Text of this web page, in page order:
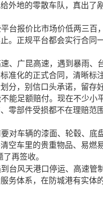
外地的零散车队，真出了
台报价比市场价低两三百
。正规平台都会实行合同
、广昆高速，遇到暴雨、
准化的正式合同，清晰标
，别信口头承诺，留存
能足额赔付。现在不少小
零部件受损都不在理赔范
对车辆的漆面、轮毂、底
空车里的贵重物品、易燃
再签收。
台风天港口停运、高速管
务体系，在防城港有实体